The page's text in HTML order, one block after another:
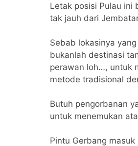
Letak posisi Pulau ini
tak jauh dari
Sebab lokasinya
bukanlah destinasi
perawan loh…, untuk
metode tradisional
Butuh pengorbanan
untuk menemukan
Pintu Gerbang masuk